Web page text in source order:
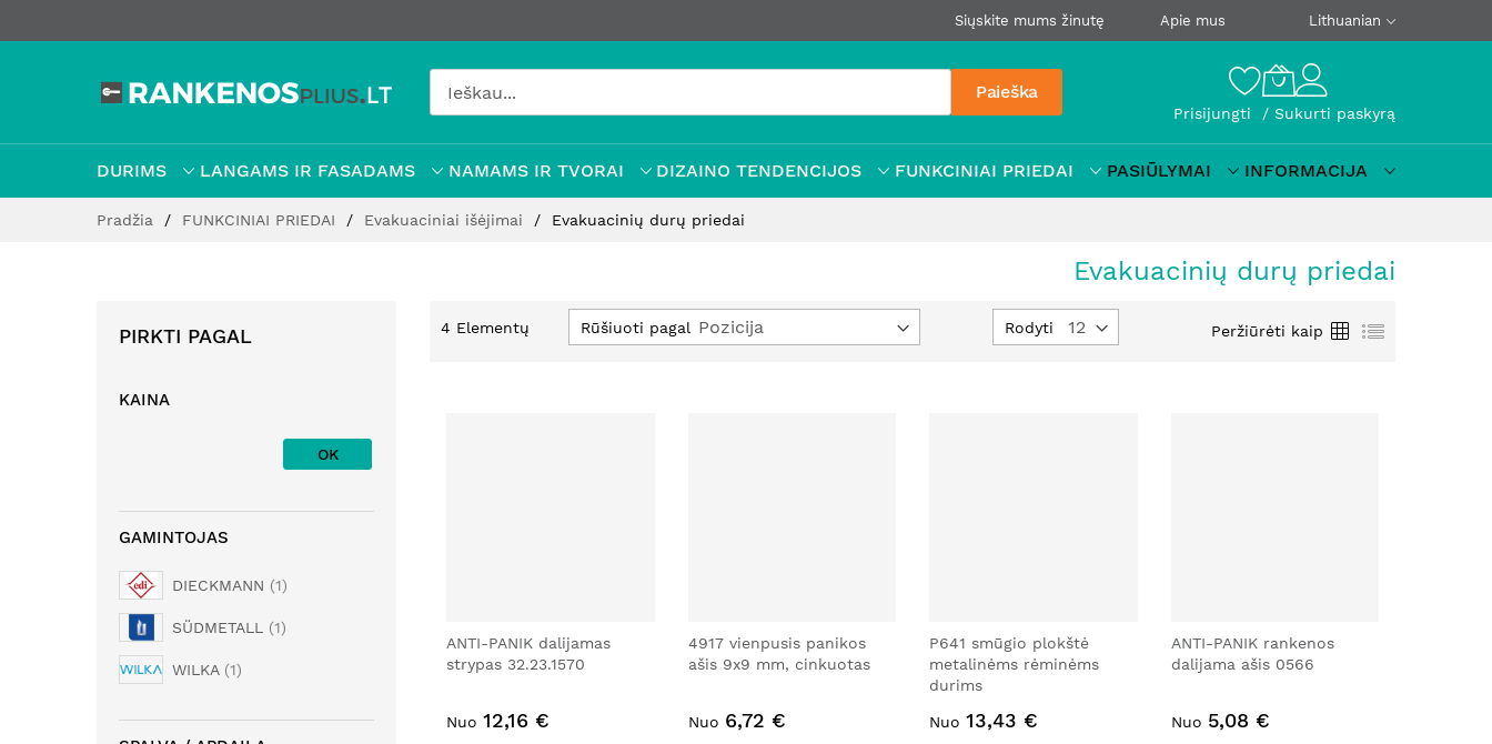
Siųskite mums žinutę Apie mus Lithuanian
Paieška
Prisijungti Sukurti paskyrą
DURIMS LANGAMS IR FASADAMS NAMAMS IR TVORAI DIZAINO TENDENCIJOS FUNKCINIAI PRIEDAI PASIŪLYMAI
INFORMACIJA
Pradžia FUNKCINIAI PRIEDAI Evakuaciniai išėjimai Evakuacinių durų priedai
Evakuacinių durų priedai
4 Elementų Rūšiuoti pagal Rodyti Peržiūrėti kaip
TinklelisSąrašas
ANTI-PANIK dalijamas
strypas 32.23.1570
Nuo 12,16 €
4917 vienpusis panikos
ašis 9x9 mm, cinkuotas
Nuo 6,72 €
P641 smūgio plokštė
metalinėms rėminėms
durims
Nuo 13,43 €
ANTI-PANIK rankenos
dalijama ašis 0566
Nuo 5,08 €
PIRKTI PAGAL
KAINA
OK
GAMINTOJAS
DIECKMANN 1
SÜDMETALL 1
WILKA 1